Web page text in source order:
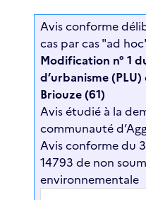
Avis conforme
cas par cas "ad
Modification n° 1
d’urbanisme
Briouze (61)
Avis étudié à la
communauté
Avis conforme du
14793 de non
environnementale